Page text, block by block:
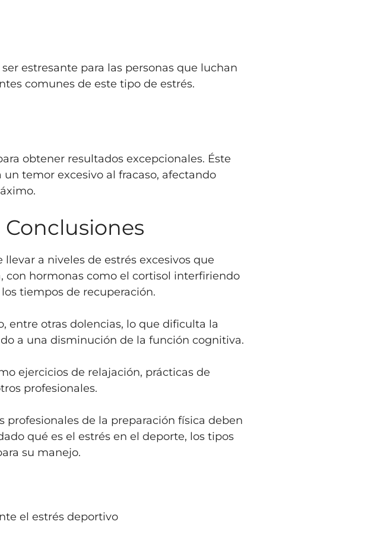
estresante para las personas que luchan
comunes de este tipo de estrés.
obtener resultados excepcionales. Éste
temor excesivo al fracaso, afectando
a niveles de estrés excesivos que
con hormonas como el cortisol interfiriendo
tiempos de recuperación.
entre otras dolencias, lo que dificulta la
a una disminución de la función cognitiva.
ejercicios de relajación, prácticas de
profesionales.
de la preparación física deben
qué es el estrés en el deporte, los tipos
su manejo.
el estrés deportivo